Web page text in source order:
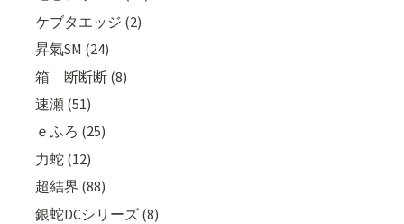
ケブタエッジ (2)
昇氣SM (24)
箱 断断断 (8)
速瀬 (51)
ｅふろ (25)
力蛇 (12)
超結界 (88)
銀蛇DCシリーズ (8)